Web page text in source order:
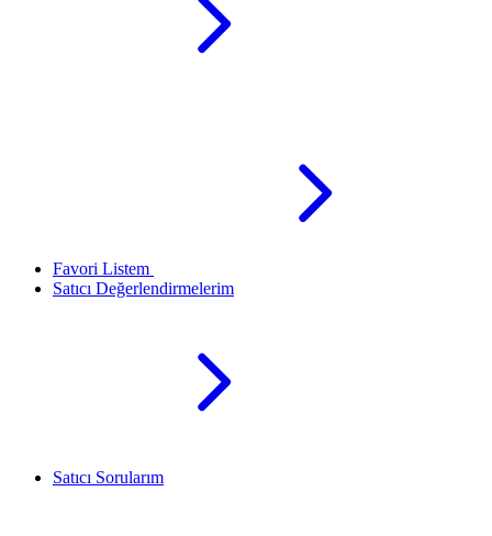
Favori Listem
Satıcı Değerlendirmelerim
Satıcı Sorularım